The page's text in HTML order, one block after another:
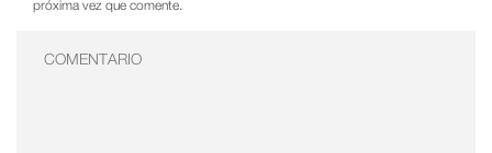
próxima vez que comente.